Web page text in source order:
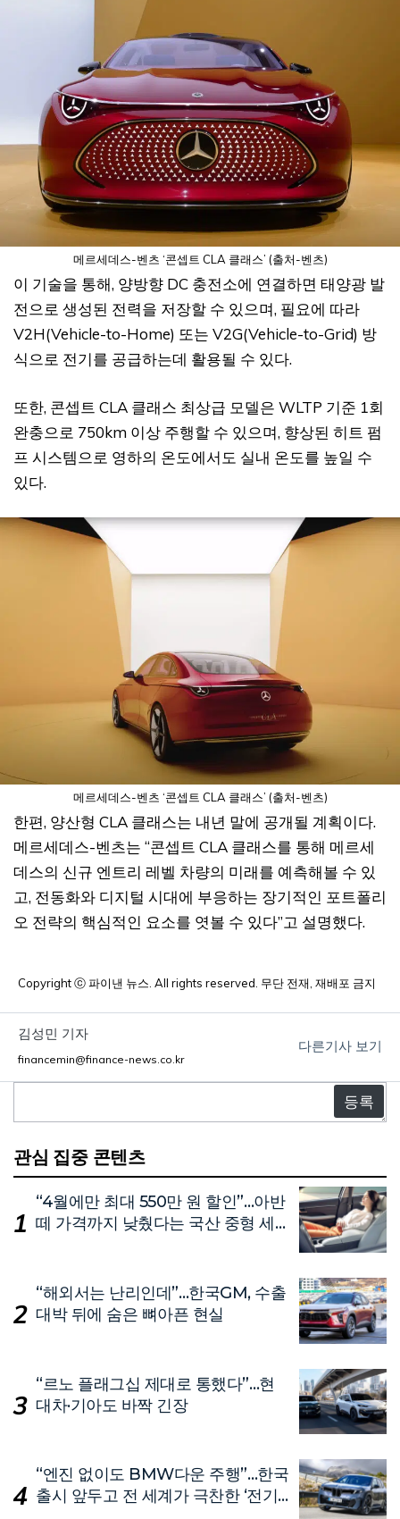
메르세데스-벤츠 ‘콘셉트 CLA 클래스’ (출처-벤츠)
이 기술을 통해, 양방향 DC 충전소에 연결하면 태양광 발
전으로 생성된 전력을 저장할 수 있으며, 필요에 따라
V2H(Vehicle-to-Home) 또는 V2G(Vehicle-to-Grid) 방
식으로 전기를 공급하는데 활용될 수 있다.
또한, 콘셉트 CLA 클래스 최상급 모델은 WLTP 기준 1회
완충으로 750km 이상 주행할 수 있으며, 향상된 히트 펌
프 시스템으로 영하의 온도에서도 실내 온도를 높일 수
있다.
메르세데스-벤츠 ‘콘셉트 CLA 클래스’ (출처-벤츠)
한편, 양산형 CLA 클래스는 내년 말에 공개될 계획이다.
메르세데스-벤츠는 “콘셉트 CLA 클래스를 통해 메르세
데스의 신규 엔트리 레벨 차량의 미래를 예측해볼 수 있
고, 전동화와 디지털 시대에 부응하는 장기적인 포트폴리
오 전략의 핵심적인 요소를 엿볼 수 있다”고 설명했다.
Copyright ⓒ 파이낸 뉴스. All rights reserved. 무단 전재, 재배포 금지
김성민 기자
financemin@finance-news.co.kr
다른기사 보기
글
관심 집중 콘텐츠
“4월에만 최대 550만 원 할인”…아반
떼 가격까지 낮췄다는 국산 중형 세
“해외서는 난리인데”…한국GM, 수출
대박 뒤에 숨은 뼈아픈 현실
“르노 플래그십 제대로 통했다”…현
대차·기아도 바짝 긴장
“엔진 없이도 BMW다운 주행”…한국
출시 앞두고 전 세계가 극찬한 ‘전기